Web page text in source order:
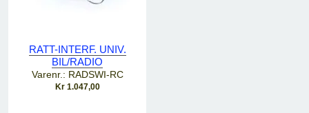
RATT-INTERF. UNIV.
BIL/RADIO
Varenr.: RADSWI-RC
Kr 1.047,00